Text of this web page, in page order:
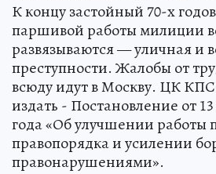
К концу застойный 70-х
паршивой работы милиции
развязываются — уличная и
преступности. Жалобы от
всюду идут в Москву. ЦК
издать - Постановление от
года «Об улучшении работы
правопорядка и усилении
правонарушениями».